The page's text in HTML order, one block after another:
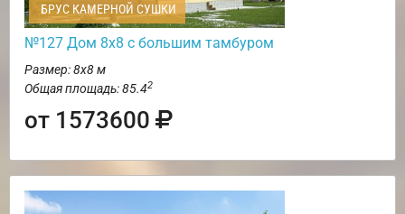
БРУС КАМЕРНОЙ СУШКИ
№127 Дом 8х8 с большим тамбуром
Размер: 8х8 м
Общая площадь: 85.42
от 1573600